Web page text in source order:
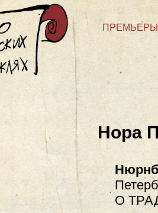
ПРЕМЬЕРЫ
Нора
О